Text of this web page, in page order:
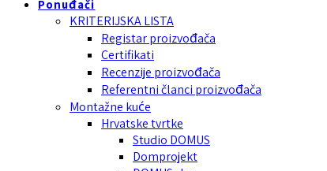
Ponuđači
KRITERIJSKA LISTA
Registar proizvođača
Certifikati
Recenzije proizvođača
Referentni članci proizvođača
Montažne kuće
Hrvatske tvrtke
Studio DOMUS
Domprojekt